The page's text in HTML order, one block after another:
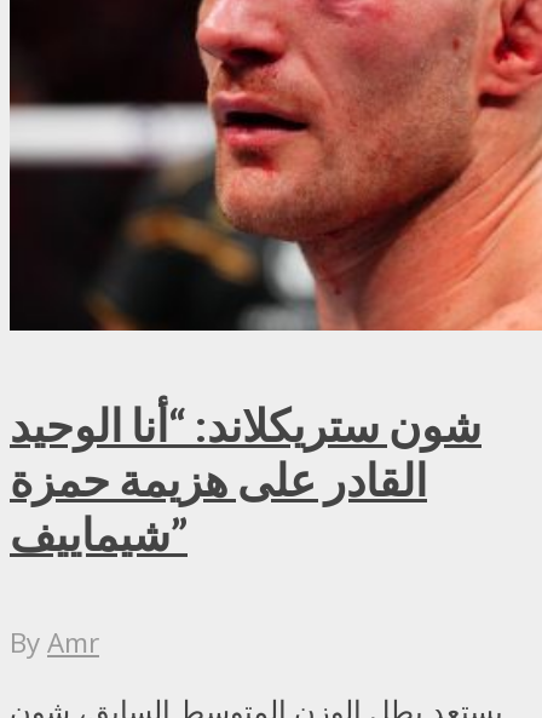
شون ستريكلاند: “أنا الوحيد
القادر على هزيمة حمزة
شيماييف”
ByAmr